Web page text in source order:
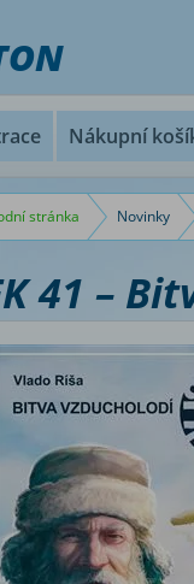
Nákupní
stránka Novinky
41 –